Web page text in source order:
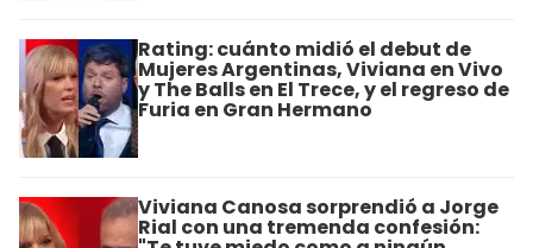
Rating: cuánto midió el debut de
Mujeres Argentinas, Viviana en Vivo
y The Balls en El Trece, y el regreso de
Furia en Gran Hermano
Viviana Canosa sorprendió a Jorge
Rial con una tremenda confesión: